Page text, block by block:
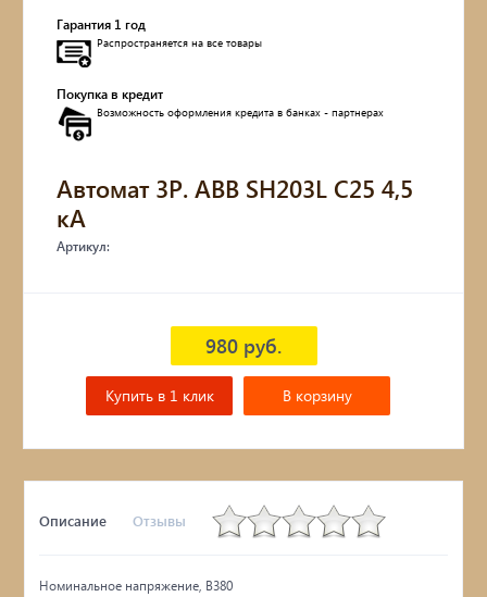
Гарантия 1 год
Распространяется на все товары
Покупка в кредит
Возможность оформления кредита в банках - партнерах
Автомат 3P. ABB SH203L С25 4,5
кА
Артикул:
980 руб.
В корзину
Купить в 1 клик
Описание Отзывы
Номинальное напряжение, В380